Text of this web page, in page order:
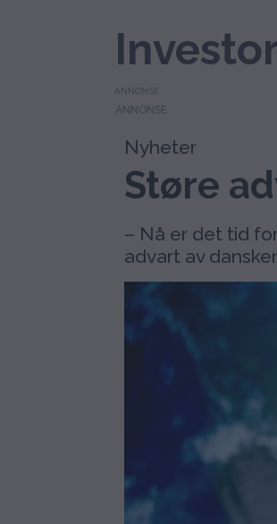
ANNONSE
Nyheter
Støre
– Nå er det tid
advart av